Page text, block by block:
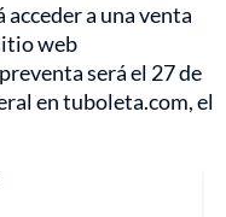
acceder a una venta
web
será el 27 de
en tuboleta.com, el